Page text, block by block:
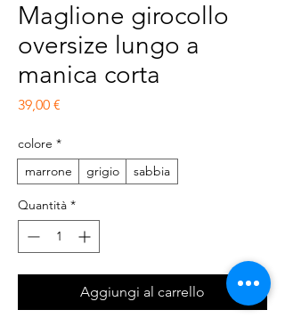
Maglione girocollo
oversize lungo a
manica corta
39,00 €
colore *
marrone
grigio sabbia
Quantità *
Aggiungi al carrello